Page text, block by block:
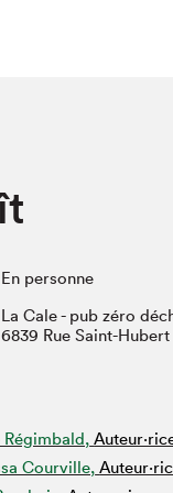
Salon
Traiteur
En personne
La Cale - pub zéro
6839 Rue Saint-Hubert
Régimbald,
Courville,